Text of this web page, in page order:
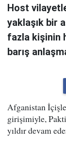
Host
yaklaşık bir
fazla kişinin
barış
Afganistan
girişimiyle,
yıldır devam